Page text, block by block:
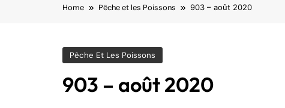
Home Pêche et les Poissons 903 – août 2020
Pêche Et Les Poissons
903 – août 2020